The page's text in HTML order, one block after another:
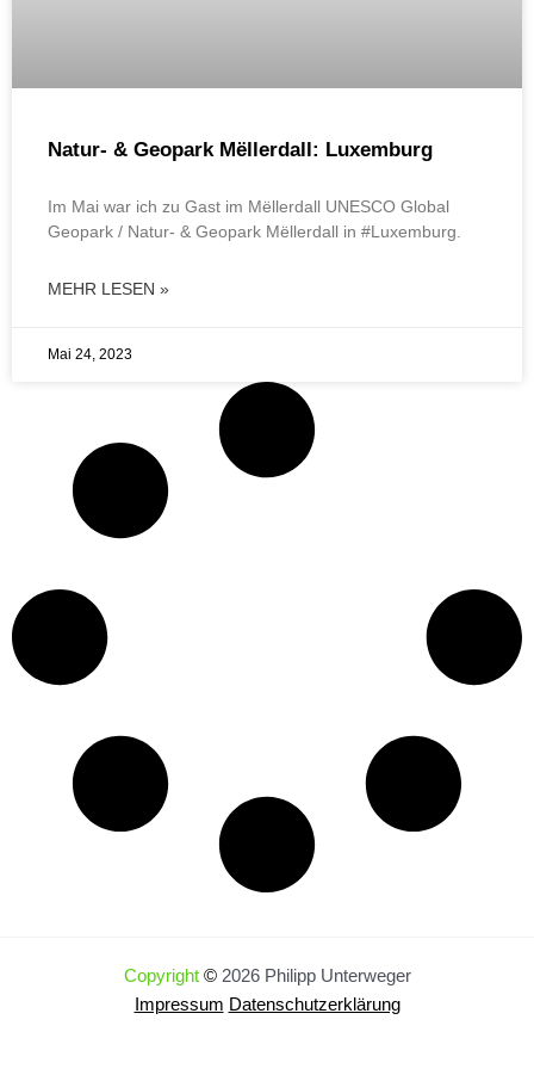
Natur- & Geopark Mëllerdall: Luxemburg
Im Mai war ich zu Gast im Mëllerdall UNESCO Global
Geopark / Natur- & Geopark Mëllerdall in #Luxemburg.
MEHR LESEN »
Mai 24, 2023
Copyright ©2026 Philipp Unterweger
Impressum Datenschutzerklärung